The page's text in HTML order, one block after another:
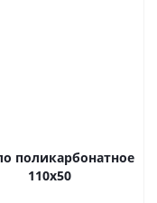
поликарбонатное
110х50